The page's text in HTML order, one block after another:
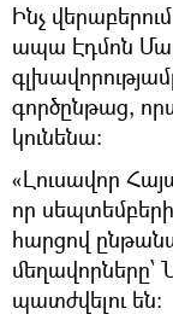
Ինչ
ապա Էդմոն
գործընթաց,
կունենա։
«Լուսավոր
որ
հարցով
մեղավորները՝
պատժվելու են։